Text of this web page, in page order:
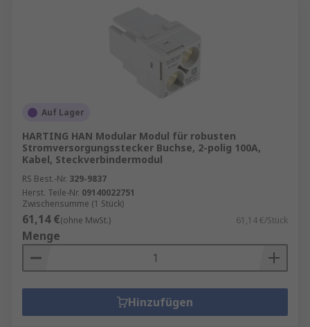
Auf Lager
HARTING HAN Modular Modul für robusten
Stromversorgungsstecker Buchse, 2-polig 100A,
Kabel, Steckverbindermodul
RS Best.-Nr. 329-9837
Herst. Teile-Nr. 09140022751
Zwischensumme (1 Stück)
61,14 €(ohne MwSt.) 61,14 €/Stück
Menge
Hinzufügen